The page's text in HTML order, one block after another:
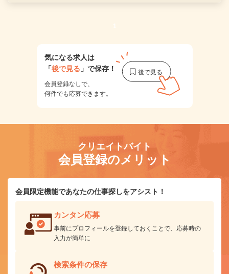
1
気になる求人は
「後で見る 」で保存！
会員登録なしで、
何件でも応募できます。
クリエイトバイト
会員登録のメリット
会員限定機能であなたの仕事探しをアシスト！
カンタン応募
事前にプロフィールを登録しておくことで、応募時の
入力が簡単に
検索条件の保存